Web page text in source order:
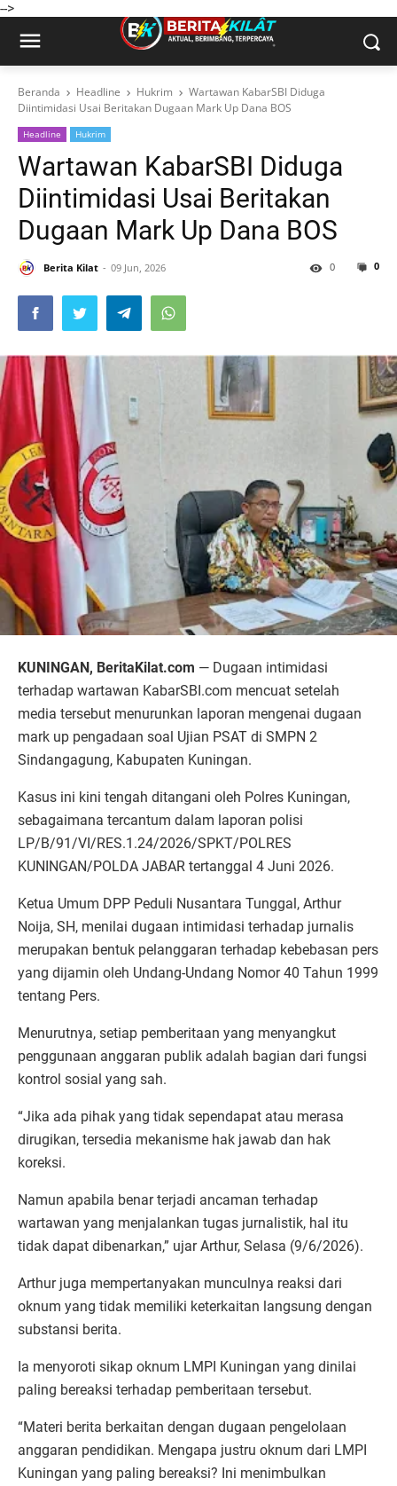
-->
Beranda Headline Hukrim
Wartawan KabarSBI Diduga
Diintimidasi Usai Beritakan Dugaan Mark Up Dana BOS
Headline Hukrim
Wartawan KabarSBI Diduga
Diintimidasi Usai Beritakan
Dugaan Mark Up Dana BOS
Berita Kilat 09 Jun, 2026 0
0
KUNINGAN, BeritaKilat.com — Dugaan intimidasi
terhadap wartawan KabarSBI.com mencuat setelah
media tersebut menurunkan laporan mengenai dugaan
mark up pengadaan soal Ujian PSAT di SMPN 2
Sindangagung, Kabupaten Kuningan.
Kasus ini kini tengah ditangani oleh Polres Kuningan,
sebagaimana tercantum dalam laporan polisi
LP/B/91/VI/RES.1.24/2026/SPKT/POLRES
KUNINGAN/POLDA JABAR tertanggal 4 Juni 2026.
Ketua Umum DPP Peduli Nusantara Tunggal, Arthur
Noija, SH, menilai dugaan intimidasi terhadap jurnalis
merupakan bentuk pelanggaran terhadap kebebasan pers
yang dijamin oleh Undang-Undang Nomor 40 Tahun 1999
tentang Pers.
Menurutnya, setiap pemberitaan yang menyangkut
penggunaan anggaran publik adalah bagian dari fungsi
kontrol sosial yang sah.
“Jika ada pihak yang tidak sependapat atau merasa
dirugikan, tersedia mekanisme hak jawab dan hak
koreksi.
Namun apabila benar terjadi ancaman terhadap
wartawan yang menjalankan tugas jurnalistik, hal itu
tidak dapat dibenarkan,” ujar Arthur, Selasa (9/6/2026).
Arthur juga mempertanyakan munculnya reaksi dari
oknum yang tidak memiliki keterkaitan langsung dengan
substansi berita.
Ia menyoroti sikap oknum LMPI Kuningan yang dinilai
paling bereaksi terhadap pemberitaan tersebut.
“Materi berita berkaitan dengan dugaan pengelolaan
anggaran pendidikan. Mengapa justru oknum dari LMPI
Kuningan yang paling bereaksi? Ini menimbulkan